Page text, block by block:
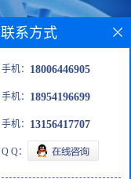
联系方式
手机： 18006446905
手机： 18954196699
手机： 13156417707
Q Q：